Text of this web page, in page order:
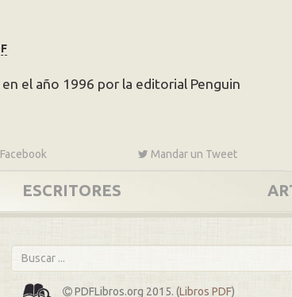
el año 1996 por la editorial Penguin
Mandar un Tweet
ESCRITORES
PDFLibros.org 2015. (Libros PDF)